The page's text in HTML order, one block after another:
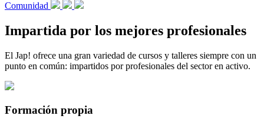
Comunidad
Impartida por los mejores profesionales
El Jap! ofrece una gran variedad de cursos y talleres siempre con un
punto en común: impartidos por profesionales del sector en activo.
Formación propia